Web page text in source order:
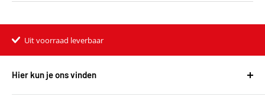
Uit voorraad leverbaar
Hier kun je ons vinden
Harvest Automotive B.V.